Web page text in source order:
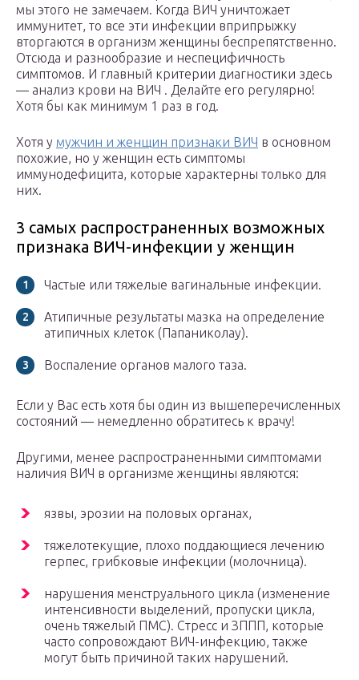
мы этого не замечаем. Когда ВИЧ уничтожает
иммунитет, то все эти инфекции вприпрыжку
вторгаются в организм женщины беспрепятственно.
Отсюда и разнообразие и неспецифичность
симптомов. И главный критерии диагностики здесь
— анализ крови на ВИЧ . Делайте его регулярно!
Хотя бы как минимум 1 раз в год.
Хотя у мужчин и женщин признаки ВИЧ в основном
похожие, но у женщин есть симптомы
иммунодефицита, которые характерны только для
них.
3 самых распространенных возможных
признака ВИЧ-инфекции у женщин
Частые или тяжелые вагинальные инфекции.
Атипичные результаты мазка на определение
атипичных клеток (Папаниколау).
Воспаление органов малого таза.
Если у Вас есть хотя бы один из вышеперечисленных
состояний — немедленно обратитесь к врачу!
Другими, менее распространенными симптомами
наличия ВИЧ в организме женщины являются:
язвы, эрозии на половых органах,
тяжелотекущие, плохо поддающиеся лечению
герпес, грибковые инфекции (молочница).
нарушения менструального цикла (изменение
интенсивности выделений, пропуски цикла,
очень тяжелый ПМС). Стресс и ЗППП, которые
часто сопровождают ВИЧ-инфекцию, также
могут быть причиной таких нарушений.